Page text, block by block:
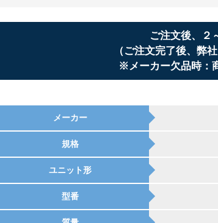
ご注文後、２
（ご注文完了後、弊
※メーカー欠品時：
メーカー
規格
ユニット形
型番